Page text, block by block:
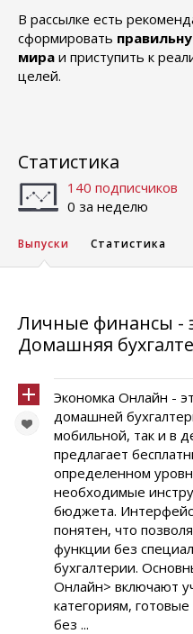
В рассылке есть
сформировать
мира и приступить к
целей.
Статистика
140 подписчиков
0 за неделю
Выпуски Статистика
Личные финансы -
Домашняя
Экономка Онлайн -
домашней
мобильной, так и в
предлагает
определенном
необходимые
бюджета.
понятен, что
функции без
бухгалтерии.
Онлайн> включают
категориям,
без ...